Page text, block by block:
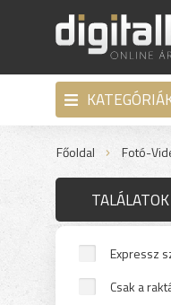
Főoldal Fotó-
Expressz
Csak a